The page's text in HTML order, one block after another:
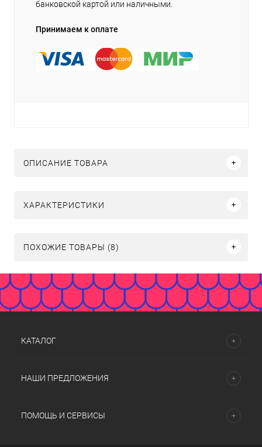
банковской картой или наличными.
Принимаем к оплате
ОПИСАНИЕ ТОВАРА
ХАРАКТЕРИСТИКИ
ПОХОЖИЕ ТОВАРЫ (8)
КАТАЛОГ
НАШИ ПРЕДЛОЖЕНИЯ
ПОМОЩЬ И СЕРВИСЫ